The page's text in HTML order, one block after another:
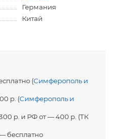
Германия
Китай
(Симферополь и
р. (Симферополь и
р. и РФ от — 400 р. (ТК
бесплатно